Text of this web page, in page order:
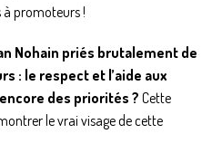
à promoteurs !
Nohain priés brutalement de
: le respect et l’aide aux
des priorités ?Cette
le vrai visage de cette